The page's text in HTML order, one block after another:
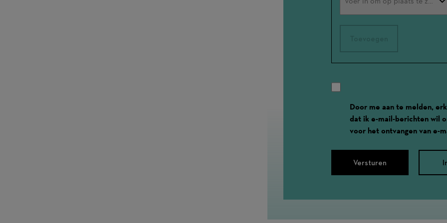
Door me aan te melden,
dat ik e-mail-berichten wil
voor het ontvangen van e-
Versturen